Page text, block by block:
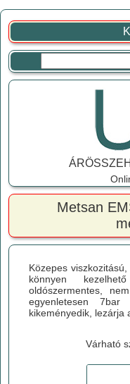
Metsan
Közepes
könnyen
oldószermentes,
egyenletesen
kikeményedik, lezárja
Várható